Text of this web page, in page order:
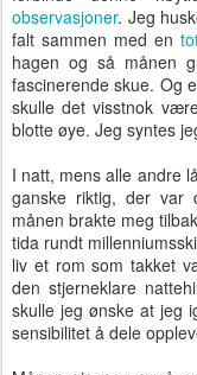
observasjoner. Jeg
falt sammen med en
hagen og så månen
fascinerende skue. Og
skulle det visstnok
blotte øye. Jeg syntes
I natt, mens alle andre
ganske riktig, der var
månen brakte meg
tida rundt
liv et rom som takket
den stjerneklare
skulle jeg ønske at jeg
sensibilitet å dele